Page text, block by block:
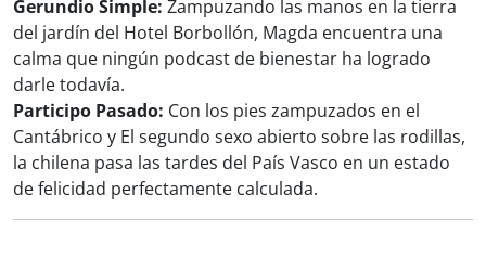
Gerundio Simple: Zampuzando las manos en la tierra
del jardín del Hotel Borbollón, Magda encuentra una
calma que ningún podcast de bienestar ha logrado
darle todavía.
Participo Pasado: Con los pies zampuzados en el
Cantábrico y El segundo sexo abierto sobre las rodillas,
la chilena pasa las tardes del País Vasco en un estado
de felicidad perfectamente calculada.